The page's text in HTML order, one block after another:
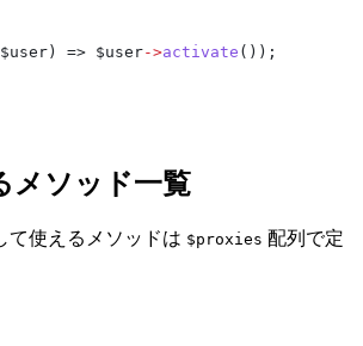
$user ) => $user->activate ());
メソッド一覧
て使えるメソッドは $proxies 配列で定